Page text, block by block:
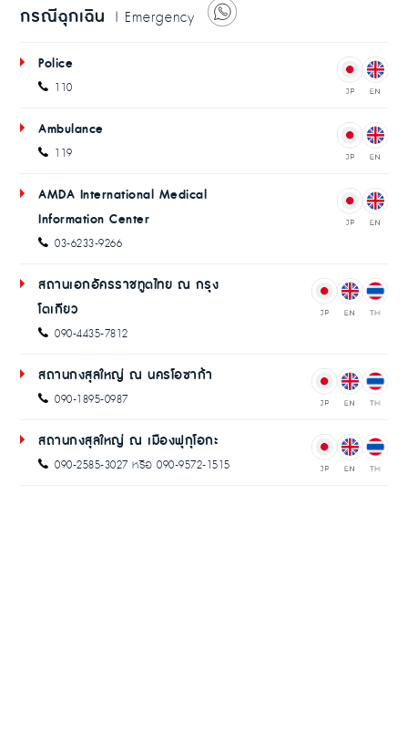
กรณีฉุกเฉิน | Emergency
Police
110
Ambulance
119
AMDA International Medical
Information Center
03-6233-9266
สถานเอกอัครราชทูตไทย ณ กรุง
โตเกียว
090-4435-7812
สถานกงสุลใหญ่ ณ นครโอซาก้า
090-1895-0987
สถานกงสุลใหญ่ ณ เมืองฟุกุโอกะ
090-2585-3027 หรือ 090-9572-1515